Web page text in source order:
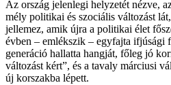
Az ország jelenlegi helyzetét nézve,
mély politikai és szociális változást
jellemez, amik újra a politikai élet
évben – emlékszik – egyfajta ifjúsági
generáció hallatta hangját, főleg jó
változást kért”, és a tavaly márciusi
új korszakba lépett.